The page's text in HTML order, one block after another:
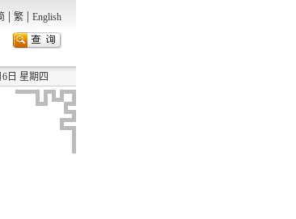
| 繁 | English
6日 星期四